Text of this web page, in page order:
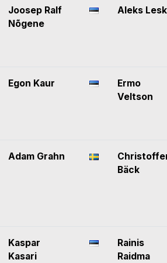
Joosep Ralf
Nõgene
Aleks Lesk
Egon Kaur
Ermo
Veltson
Adam Grahn
Bäck
Kaspar
Kasari
Rainis
Raidma